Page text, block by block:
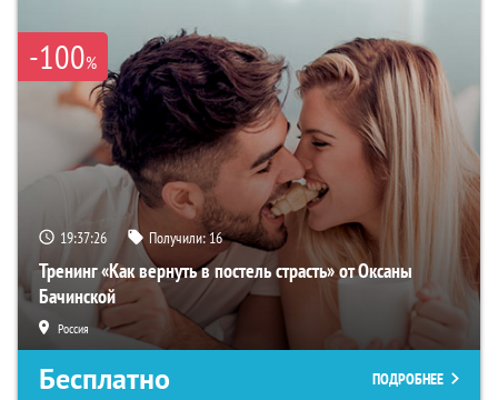
-100%
19:37:25 Получили:16
Тренинг «Как вернуть в постель страсть» от Оксаны
Бачинской
Россия
Бесплатно ПОДРОБНЕЕ